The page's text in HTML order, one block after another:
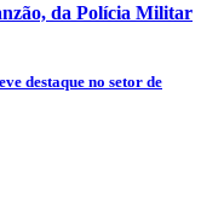
da Polícia Militar
destaque no setor de